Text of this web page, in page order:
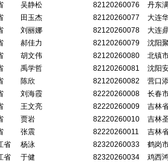
吴静松 82120260076
丹东
田玉杰 82120260077
大连
刘丽娜 82120260078
大连
郝佳力 82120260079
沈阳
胡文伟 82120260080
北镇
禹学哲 82120260081
沈阳
陈欣 82120260082
营口
刘海霞 82220260008
长春
王文亮 82220260009
吉林
贾岩 82220260010
吉林
张震 82220260011
吉林
省 杨泳 82320260033
鹤岗
省 于健 82320260034
鸡西